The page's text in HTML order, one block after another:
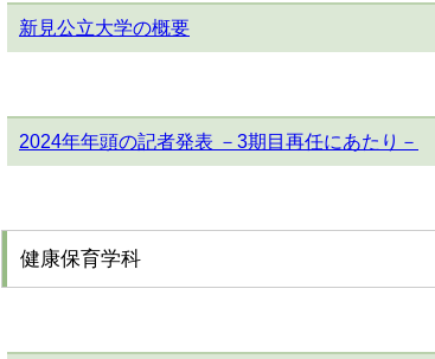
新見公立大学の概要
2024年年頭の記者発表 －3期目再任にあたり－
健康保育学科